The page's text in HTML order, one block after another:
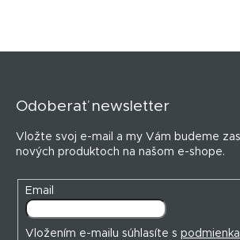
Odoberať newsletter
Vložte svoj e-mail a my Vám budeme
nových produktoch na našom e-shope.
Email
Vložením e-mailu súhlasíte s